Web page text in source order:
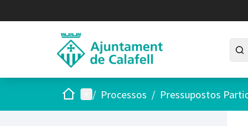
Inici Menú principal
/ Processos / Pressupostos